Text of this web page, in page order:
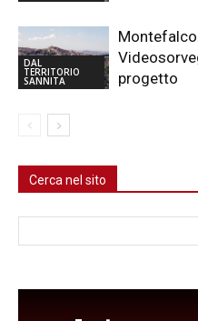
DAL
TERRITORIO
SANNITA
progetto
Cerca nel sito